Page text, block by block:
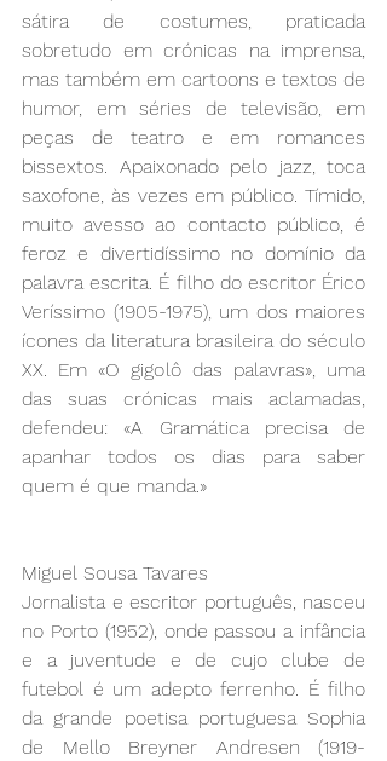
sátira de costumes, praticada
sobretudo em crónicas na imprensa,
mas também em cartoons e textos de
humor, em séries de televisão, em
peças de teatro e em romances
bissextos. Apaixonado pelo jazz, toca
saxofone, às vezes em público. Tímido,
muito avesso ao contacto público, é
feroz e divertidíssimo no domínio da
palavra escrita. É filho do escritor Érico
Veríssimo (1905-1975), um dos maiores
ícones da literatura brasileira do século
XX. Em «O gigolô das palavras», uma
das suas crónicas mais aclamadas,
defendeu: «A Gramática precisa de
apanhar todos os dias para saber
quem é que manda.»
Miguel Sousa Tavares
Jornalista e escritor português, nasceu
no Porto (1952), onde passou a infância
e a juventude e de cujo clube de
futebol é um adepto ferrenho. É filho
da grande poetisa portuguesa Sophia
de Mello Breyner Andresen (1919-